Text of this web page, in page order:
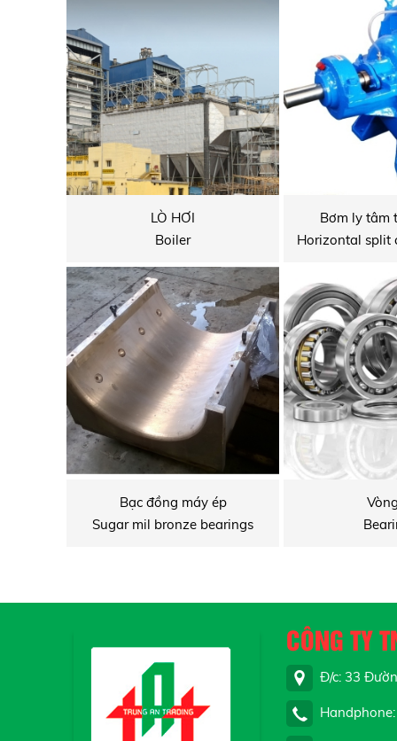
LÒ HƠI
Boiler
Bơm ly tâm
Bạc đồng máy ép
Sugar mil bronze bearings
CÔNG TY
Đ/c: 33